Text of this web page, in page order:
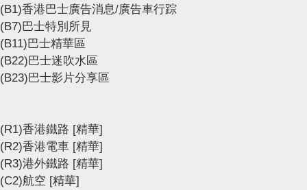
(B1)香港巴士廣告消息/廣告車行踪
(B7)巴士特別所見
(B11)巴士精華區
(B22)巴士迷吹水區
(B23)巴士影片分享區
(R1)香港鐵路 [精華]
(R2)香港電車 [精華]
(R3)港外鐵路 [精華]
(C2)航空 [精華]